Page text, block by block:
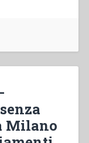
Milano